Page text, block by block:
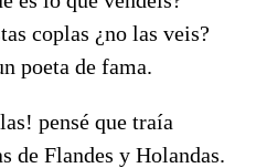
¿no las veis?
de fama.
pensé que traía
y Holandas.